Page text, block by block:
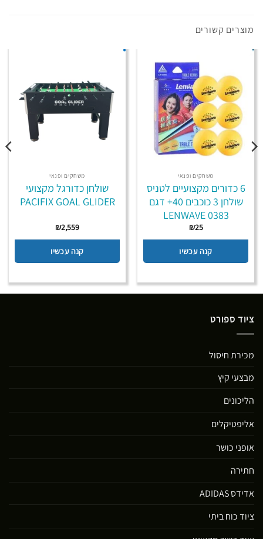
מוצרים קשורים
משחקים ופנאי
6 כדורים מקצועיים לטניס
שולחן 3 כוכבים 40+ דגם
LENWAVE 0383
₪25
קנה עכשיו
משחקים ופנאי
שולחן כדורגל מקצועי
PACIFIX GOAL GLIDER
₪2,559
קנה עכשיו
ציוד ספורט
מכירת חיסול
מבצעי קיץ
הליכונים
אליפטיקלים
אופני כושר
חתירה
אדידס ADIDAS
ציוד כוח ביתי